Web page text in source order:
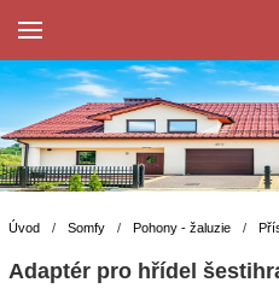
Úvod / Somfy / Pohony - žaluzie /
Adaptér pro hřídel